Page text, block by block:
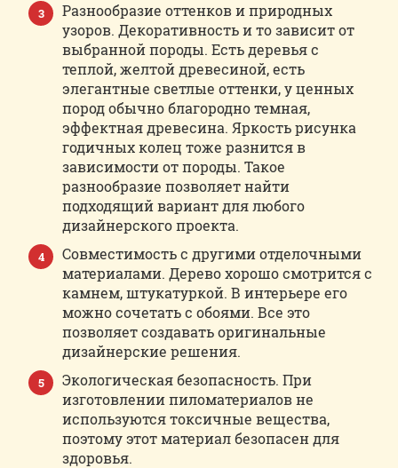
Разнообразие оттенков и природных
узоров. Декоративность и то зависит от
выбранной породы. Есть деревья с
теплой, желтой древесиной, есть
элегантные светлые оттенки, у ценных
пород обычно благородно темная,
эффектная древесина. Яркость рисунка
годичных колец тоже разнится в
зависимости от породы. Такое
разнообразие позволяет найти
подходящий вариант для любого
дизайнерского проекта.
Совместимость с другими отделочными
материалами. Дерево хорошо смотрится с
камнем, штукатуркой. В интерьере его
можно сочетать с обоями. Все это
позволяет создавать оригинальные
дизайнерские решения.
Экологическая безопасность. При
изготовлении пиломатериалов не
используются токсичные вещества,
поэтому этот материал безопасен для
здоровья.